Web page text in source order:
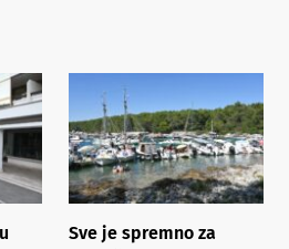
Sve je spremno za